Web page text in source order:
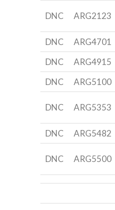
DNC ARG2123
DNC ARG4701
DNC
ARG4915
DNC
ARG5100
DNC ARG5353
DNC ARG5482
DNC ARG5500